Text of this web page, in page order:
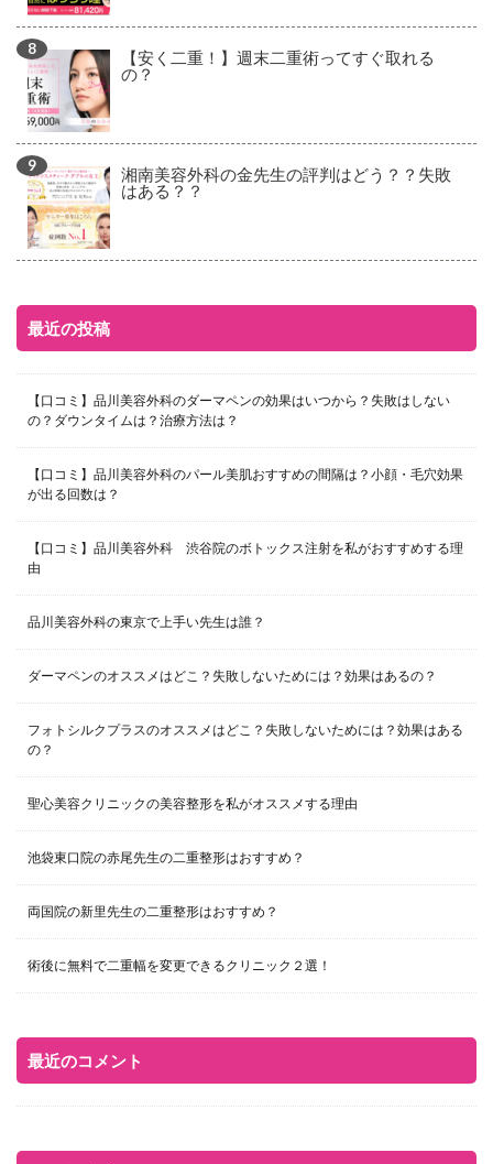
【安く二重！】週末二重術ってすぐ取れる
の？
湘南美容外科の金先生の評判はどう？？失敗
はある？？
最近の投稿
【口コミ】品川美容外科のダーマペンの効果はいつから？失敗はしない
の？ダウンタイムは？治療方法は？
【口コミ】品川美容外科のパール美肌おすすめの間隔は？小顔・毛穴効果
が出る回数は？
【口コミ】品川美容外科 渋谷院のボトックス注射を私がおすすめする理
由
品川美容外科の東京で上手い先生は誰？
ダーマペンのオススメはどこ？失敗しないためには？効果はあるの？
フォトシルクプラスのオススメはどこ？失敗しないためには？効果はある
の？
聖心美容クリニックの美容整形を私がオススメする理由
池袋東口院の赤尾先生の二重整形はおすすめ？
両国院の新里先生の二重整形はおすすめ？
術後に無料で二重幅を変更できるクリニック２選！
最近のコメント